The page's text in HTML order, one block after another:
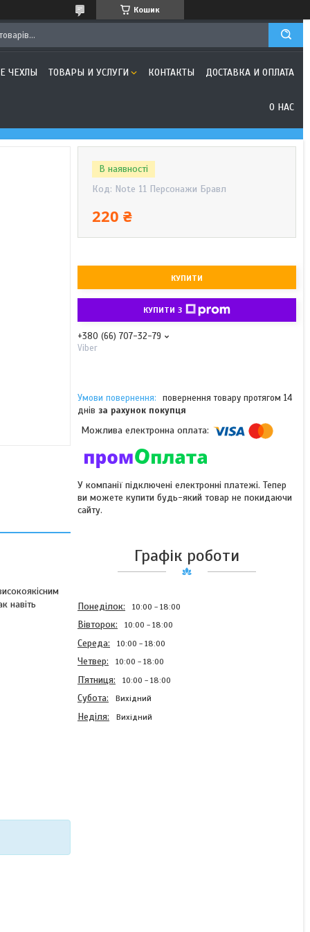
Кошик
ЧЕХЛЫ ТОВАРЫ И УСЛУГИ КОНТАКТЫ ДОСТАВКА И ОПЛАТА
О НАС
навіть
В наявності
Код: Note 11 Персонажи Бравл
220 ₴
КУПИТИ
КУПИТИ З
+380 (66) 707-32-79
Viber
повернення товару протягом 14
днів за рахунок покупця
У компанії підключені електронні платежі. Тепер
ви можете купити будь-який товар не покидаючи
сайту.
Графік роботи
Понеділок 10:00 18:00
Вівторок 10:00 18:00
Середа 10:00 18:00
Четвер 10:00 18:00
Пʼятниця 10:00 18:00
Субота Вихідний
Неділя Вихідний